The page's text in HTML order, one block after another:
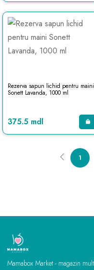
Rezerva sapun lichid pentru maini
Sonett Lavanda, 1000 ml
375.5 mdl
1
Mamabox Market - magazin